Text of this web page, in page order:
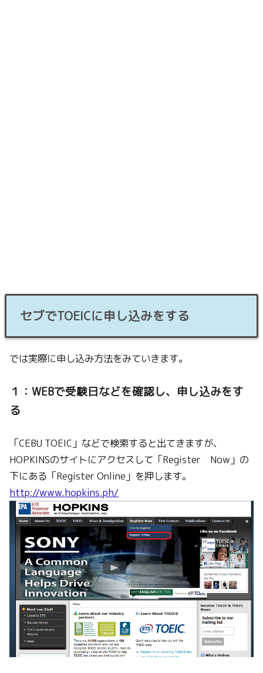
セブでTOEICに申し込みをする
では実際に申し込み方法をみていきます。
１：WEBで受験日などを確認し、申し込みをす
る
「CEBU TOEIC」などで検索すると出てきますが、
HOPKINSのサイトにアクセスして「Register Now」の
下にある「Register Online」を押します。
http://www.hopkins.ph/